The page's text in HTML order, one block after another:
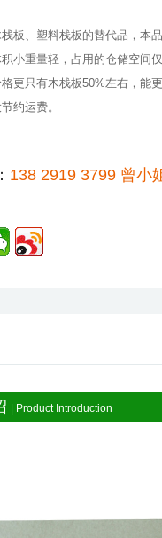
板、塑料栈板的替代品，本
小重量轻，占用的仓储空间
更只有木栈板50%左右，能
约运费。
138 2919 3799 曾小
| Product Introduction